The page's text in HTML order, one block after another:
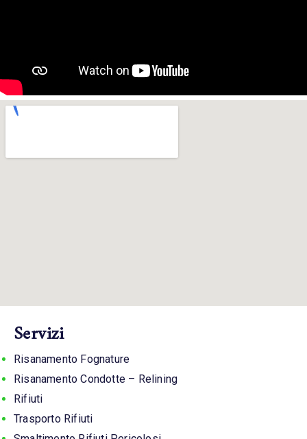
Servizi
Risanamento Fognature
Risanamento Condotte – Relining
Rifiuti
Trasporto Rifiuti